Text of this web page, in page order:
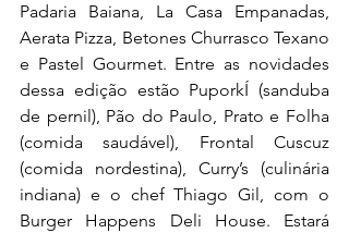
Padaria Baiana, La Casa Empanadas,
Aerata Pizza, Betones Churrasco Texano
e Pastel Gourmet. Entre as novidades
dessa edição estão PuporkÍ (sanduba
de pernil), Pão do Paulo, Prato e Folha
(comida saudável), Frontal Cuscuz
(comida nordestina), Curry’s (culinária
indiana) e o chef Thiago Gil, com o
Burger Happens Deli House. Estará